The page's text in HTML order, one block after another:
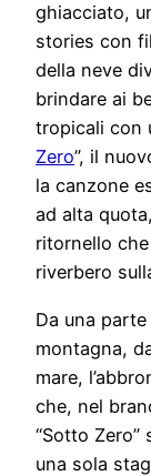
ghiacciato,
stories con
della neve
brindare ai
tropicali con
Zero”, il
la canzone
ad alta
ritornello
riverbero
Da una
montagna,
mare,
che, nel
“Sotto
una sola